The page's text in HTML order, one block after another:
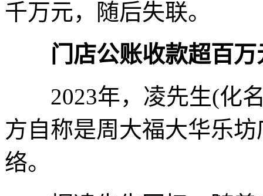
千万元，随后失联。
门店公账收款超百
2023年，凌先生(化名
方自称是周大福大华乐
络。